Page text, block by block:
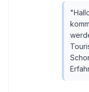
"